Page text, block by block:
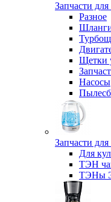
Запчасти
Разное
Щетки
Насосы
Запчасти
Для
ТЭН
ТЭНы